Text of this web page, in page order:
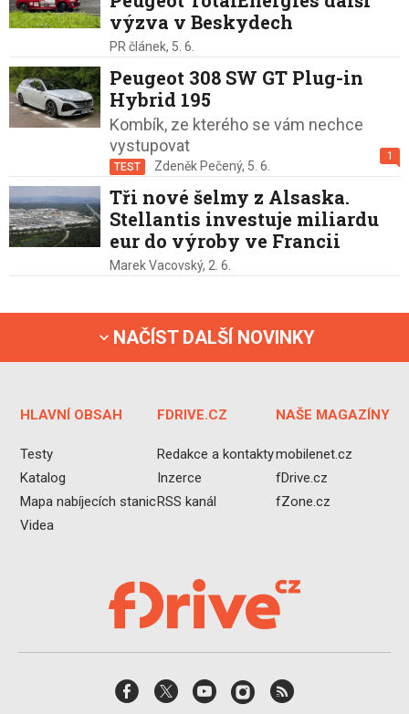
výzva v Beskydech
PR článek, 5. 6.
Peugeot 308 SW GT Plug-in
Hybrid 195
Kombík, ze kterého se vám nechce
vystupovat
1
TEST
Zdeněk Pečený, 5. 6.
Tři nové šelmy z Alsaska.
Stellantis investuje miliardu
eur do výroby ve Francii
Marek Vacovský, 2. 6.
NAČÍST DALŠÍ NOVINKY
HLAVNÍ OBSAH
Testy
Katalog
Mapa nabíjecích stanic
Videa
FDRIVE.CZ
Redakce a kontakty
Inzerce
RSS kanál
NAŠE MAGAZÍNY
mobilenet.cz
fDrive.cz
fZone.cz